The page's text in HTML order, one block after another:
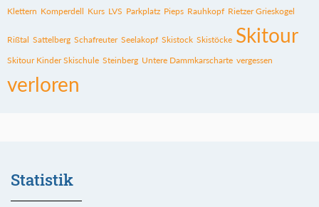
Klettern Komperdell Kurs LVS Parkplatz Pieps Rauhkopf Rietzer Grieskogel
Rißtal Sattelberg Schafreuter Seelakopf Skistock Skistöcke Skitour
Skitour Kinder Skischule Steinberg Untere Dammkarscharte vergessen
verloren
Statistik